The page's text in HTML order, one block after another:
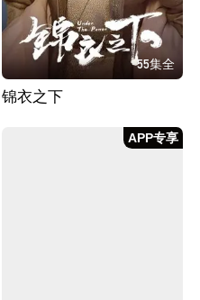
55集全
锦衣之下
APP专享